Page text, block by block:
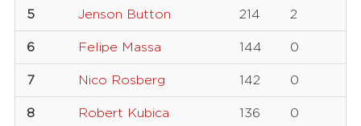
5 Jenson Button 214 2
6 Felipe Massa 144 0
7 Nico Rosberg 142 0
8 Robert Kubica 136 0